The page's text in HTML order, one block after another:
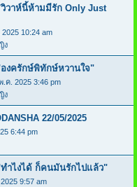
วิวาห์นี้ห้ามมีรัก Only Just
10:24 am
ง
องครักษ์พิทักษ์หวานใจ"
ค. 2025 3:46 pm
ง
22/05/2025
6:44 pm
ทำไงได้ ก็คนมันรักไปแล้ว"
9:57 am